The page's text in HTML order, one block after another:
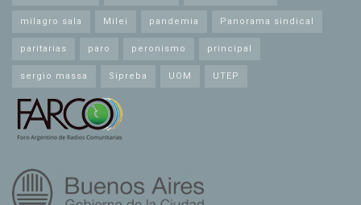
milagro sala Milei pandemia Panorama sindical
paritarias paro peronismo principal
sergio massa Sipreba UOM UTEP